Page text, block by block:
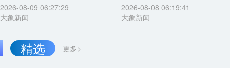
2026-08-09 06:27:29
大象新闻
2026-08-08 06:19:41
大象新闻
更多>
精选